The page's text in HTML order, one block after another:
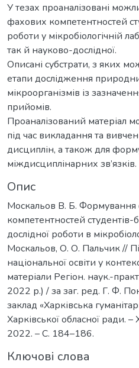
У тезах проаналізовані
фахових компетентностей
роботи у мікробіологічній
так й науково-дослідної.
Описані субстрати, з яких
етапи дослідження
мікроорганізмів із
прийомів.
Проаналізований матеріал
під час викладання та
дисциплін, а також для
міждисциплінарних зв’язків.
Опис
Москальов В. Б.
компетентностей студентів-
дослідної роботи в
Москальов, О. О. Пальчик //
національної освіти у
матеріали Регіон. наук.-
2022 р.) / за заг. ред. Г. Ф.
заклад «Харківська
Харківської обласної ради.
2022. – С. 184–186.
Ключові слова